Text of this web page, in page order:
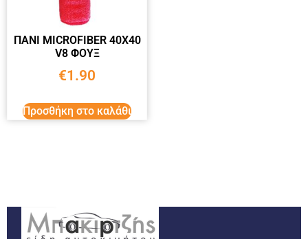
ΠΑΝΙ ΜΙCRΟFIBER 40Χ40
V8 ΦΟΥΞ
€1.90
Προσθήκη στο καλάθι